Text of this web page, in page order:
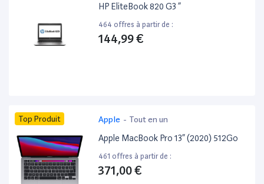
HP EliteBook 820 G3 ”
464 offres à partir de :
144,99 €
Top Produit Apple - Tout en un
Apple MacBook Pro 13” (2020) 512Go
461 offres à partir de :
371,00 €